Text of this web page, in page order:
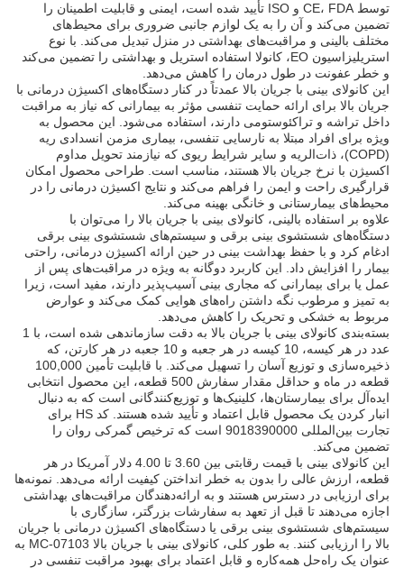
توسط CE، FDA و ISO تأیید شده است، ایمنی و قابلیت اطمینان را
تضمین می‌کند و آن را به یک لوازم جانبی ضروری برای محیط‌های
مختلف بالینی و مراقبت‌های بهداشتی در منزل تبدیل می‌کند. با نوع
استریلیزاسیون EO، کانولا استفاده استریل و بهداشتی را تضمین می‌کند
و خطر عفونت در طول درمان را کاهش می‌دهد.
این کانولای بینی با جریان بالا عمدتاً در کنار دستگاه‌های اکسیژن درمانی با
جریان بالا برای ارائه حمایت تنفسی مؤثر به بیمارانی که نیاز به مراقبت
داخل تراشه و تراکئوستومی دارند، استفاده می‌شود. این محصول به
ویژه برای افراد مبتلا به نارسایی تنفسی، بیماری مزمن انسدادی ریه
(COPD)، ذات‌الریه و سایر شرایط ریوی که نیازمند تحویل مداوم
اکسیژن با نرخ جریان بالا هستند، مناسب است. طراحی محصول امکان
قرارگیری راحت و ایمن را فراهم می‌کند و نتایج اکسیژن درمانی را در
محیط‌های بیمارستانی و خانگی بهینه می‌کند.
علاوه بر استفاده بالینی، کانولای بینی با جریان بالا را می‌توان با
دستگاه‌های شستشوی بینی برقی و سیستم‌های شستشوی بینی برقی
ادغام کرد و با حفظ بهداشت بینی در حین ارائه اکسیژن درمانی، راحتی
بیمار را افزایش داد. این کاربرد دوگانه به ویژه در مراقبت‌های پس از
عمل یا برای بیمارانی که مجاری بینی آسیب‌پذیر دارند، مفید است، زیرا
به تمیز و مرطوب نگه داشتن راه‌های هوایی کمک می‌کند و عوارض
مربوط به خشکی و تحریک را کاهش می‌دهد.
بسته‌بندی کانولای بینی با جریان بالا به دقت سازماندهی شده است، با 1
عدد در هر کیسه، 10 کیسه در هر جعبه و 10 جعبه در هر کارتن، که
ذخیره‌سازی و توزیع آسان را تسهیل می‌کند. با قابلیت تأمین 100,000
قطعه در ماه و حداقل مقدار سفارش 500 قطعه، این محصول انتخابی
ایده‌آل برای بیمارستان‌ها، کلینیک‌ها و توزیع‌کنندگانی است که به دنبال
انبار کردن یک محصول قابل اعتماد و تأیید شده هستند. کد HS برای
تجارت بین‌المللی 9018390000 است که ترخیص گمرکی روان را
تضمین می‌کند.
این کانولای بینی با قیمت رقابتی بین 3.60 تا 4.00 دلار آمریکا در هر
قطعه، ارزش عالی را بدون به خطر انداختن کیفیت ارائه می‌دهد. نمونه‌ها
برای ارزیابی در دسترس هستند و به ارائه‌دهندگان مراقبت‌های بهداشتی
اجازه می‌دهند تا قبل از تعهد به سفارشات بزرگتر، سازگاری با
سیستم‌های شستشوی بینی برقی یا دستگاه‌های اکسیژن درمانی با جریان
بالا را ارزیابی کنند. به طور کلی، کانولای بینی با جریان بالا MC-07103 به
عنوان یک راه‌حل همه‌کاره و قابل اعتماد برای بهبود مراقبت تنفسی در